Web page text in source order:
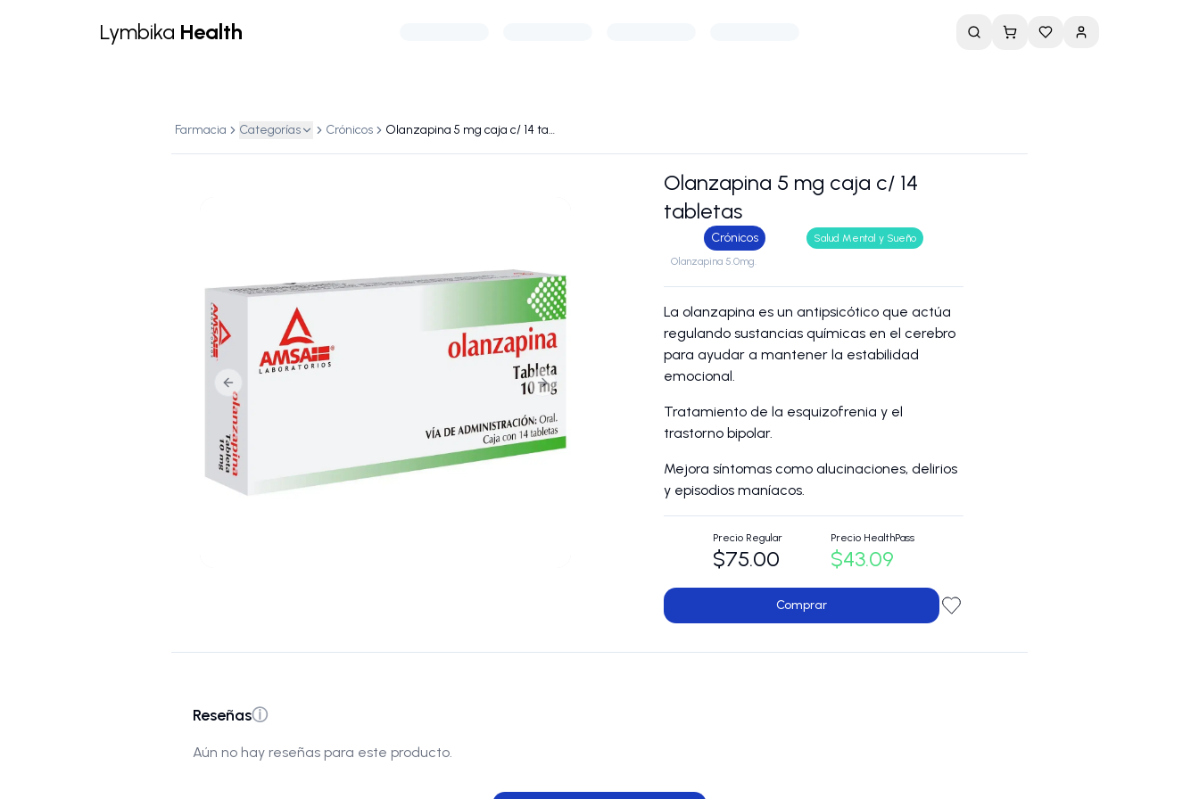
Lymbika Health
Farmacia Categorías Crónicos Olanzapina 5 mg caja c/ 14 tabletas
Previous slide Next slide
Olanzapina 5 mg caja c/ 14
tabletas
Crónicos
Salud Mental y Sueño
Olanzapina 5.0mg.
La olanzapina es un antipsicótico que actúa
regulando sustancias químicas en el cerebro
para ayudar a mantener la estabilidad
emocional.
Tratamiento de la esquizofrenia y el
trastorno bipolar.
Mejora síntomas como alucinaciones, delirios
y episodios maníacos.
Precio Regular
$75.00
Precio HealthPass
$43.09
Comprar
Reseñasⓘ
Aún no hay reseñas para este producto.